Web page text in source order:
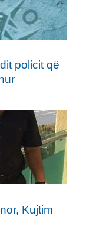
policit që
Kujtim